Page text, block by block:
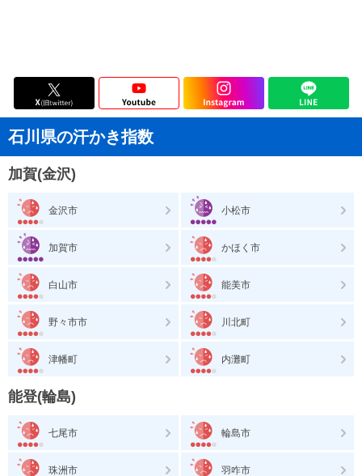
石川県の汗かき指数
加賀(金沢)
金沢市 小松市
加賀市 かほく市
白山市 能美市
野々市市 川北町
津幡町 内灘町
能登(輪島)
七尾市 輪島市
珠洲市 羽咋市